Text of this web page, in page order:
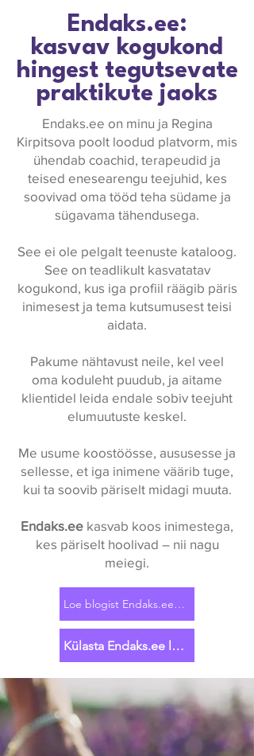
Endaks.ee:
kasvav kogukond
hingest tegutsevate
praktikute jaoks
Endaks.ee on minu ja Regina
Kirpitsova poolt loodud platvorm, mis
ühendab coachid, terapeudid ja
teised enesearengu teejuhid, kes
soovivad oma tööd teha südame ja
sügavama tähendusega.
See ei ole pelgalt teenuste kataloog.
See on teadlikult kasvatatav
kogukond, kus iga profiil räägib päris
inimesest ja tema kutsumusest teisi
aidata.
Pakume nähtavust neile, kel veel
oma koduleht puudub, ja aitame
klientidel leida endale sobiv teejuht
elumuutuste keskel.
Me usume koostöösse, aususesse ja
sellesse, et iga inimene väärib tuge,
kui ta soovib päriselt midagi muuta.
Endaks.ee kasvab koos inimestega,
kes päriselt hoolivad – nii nagu
meiegi.
Loe blogist Endaks.ee kohta
Külasta Endaks.ee lehte